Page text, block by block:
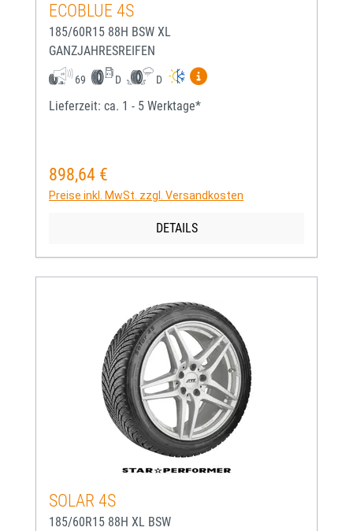
ECOBLUE 4S
185/60R15 88H BSW XL
GANZJAHRESREIFEN
69 D D
Mehr Informationen zum
Lieferzeit: ca. 1 - 5 Werktage*
Regulärer Preis:
898,64 €
Preise inkl. MwSt. zzgl. Versandkosten
DETAILS
SOLAR 4S
185/60R15 88H XL BSW